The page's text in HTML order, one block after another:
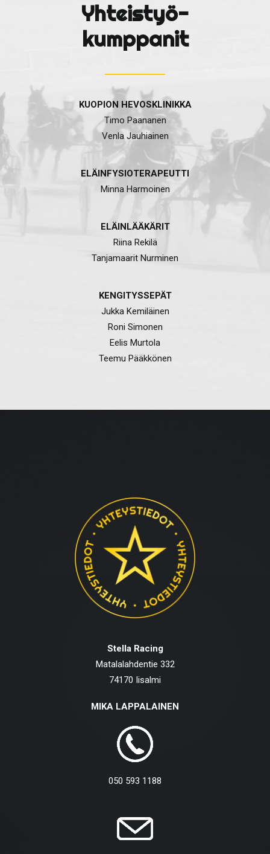
Yhteistyö-
kumppanit
KUOPION HEVOSKLINIKKA
Timo Paananen
Venla Jauhiainen
ELÄINFYSIOTERAPEUTTI
Minna Harmoinen
ELÄINLÄÄKÄRIT
Riina Rekilä
Tanjamaarit Nurminen
KENGITYSSEPÄT
Jukka Kemiläinen
Roni Simonen
Eelis Murtola
Teemu Pääkkönen
Stella Racing
Matalalahdentie 332
74170 Iisalmi
MIKA LAPPALAINEN
050 593 1188